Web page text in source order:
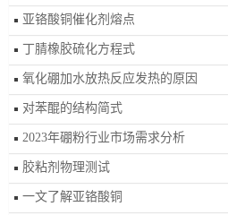
亚铬酸铜催化剂熔点
丁腈橡胶硫化方程式
氧化硼加水放热反应发热的原因
对苯醌的结构简式
2023年硼粉行业市场需求分析
胶粘剂物理测试
一文了解亚铬酸铜